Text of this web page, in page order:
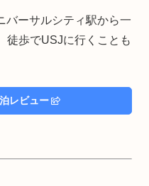
バーサルシティ駅から一
徒歩でUSJに行くことも
レビュー